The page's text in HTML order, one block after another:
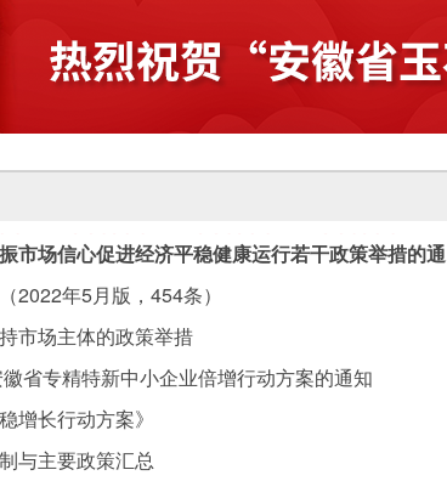
市场信心促进经济平稳健康运行若干政策举措的通
2022年5月版，454条）
市场主体的政策举措
省专精特新中小企业倍增行动方案的通知
增长行动方案》
与主要政策汇总